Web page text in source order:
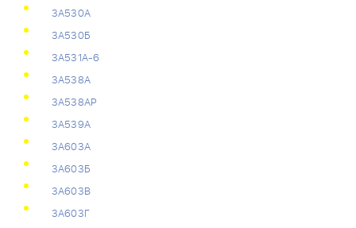
3А530А
3А530Б
3А531А-6
3А538А
3А538АР
3А539А
3А603А
3А603Б
3А603В
3А603Г